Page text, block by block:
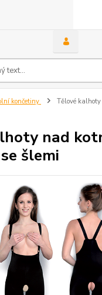
končetiny
Tělové
nad
šlemi